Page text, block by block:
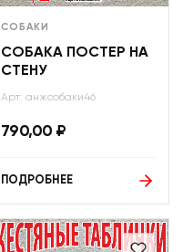
СОБАКИ
СОБАКА ПОСТЕР НА
СТЕНУ
Арт: анжсобаки46
790,00 ₽
ПОДРОБНЕЕ